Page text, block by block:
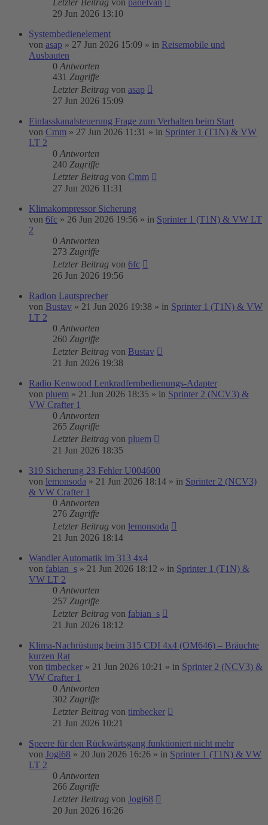
Letzter Beitrag von panelvan
29 Jun 2026 13:10
Systembedienelement
von asap » 27 Jun 2026 15:09 » in Reisemobile und
Ausbauten
0 Antworten
431 Zugriffe
Letzter Beitrag von asap
27 Jun 2026 15:09
Einlasskanalsteuerung Frage zum Verhalten beim Start
von Cmm » 27 Jun 2026 11:31 » in Sprinter 1 (T1N) & VW
LT 2
0 Antworten
240 Zugriffe
Letzter Beitrag von Cmm
27 Jun 2026 11:31
Klimakompressor Sicherung
von 6fc » 26 Jun 2026 19:56 » in Sprinter 1 (T1N) & VW LT
2
0 Antworten
273 Zugriffe
Letzter Beitrag von 6fc
26 Jun 2026 19:56
Radion Lautsprecher
von Bustav » 21 Jun 2026 19:38 » in Sprinter 1 (T1N) & VW
LT 2
0 Antworten
260 Zugriffe
Letzter Beitrag von Bustav
21 Jun 2026 19:38
Radio Kenwood Lenkradfernbedienungs-Adapter
von pluem » 21 Jun 2026 18:35 » in Sprinter 2 (NCV3) &
VW Crafter 1
0 Antworten
265 Zugriffe
Letzter Beitrag von pluem
21 Jun 2026 18:35
319 Sicherung 23 Fehler U004600
von lemonsoda » 21 Jun 2026 18:14 » in Sprinter 2 (NCV3)
& VW Crafter 1
0 Antworten
276 Zugriffe
Letzter Beitrag von lemonsoda
21 Jun 2026 18:14
Wandler Automatik im 313 4x4
von fabian_s » 21 Jun 2026 18:12 » in Sprinter 1 (T1N) &
VW LT 2
0 Antworten
257 Zugriffe
Letzter Beitrag von fabian_s
21 Jun 2026 18:12
Klima-Nachrüstung beim 315 CDI 4x4 (OM646) – Bräuchte
kurzen Rat
von timbecker » 21 Jun 2026 10:21 » in Sprinter 2 (NCV3) &
VW Crafter 1
0 Antworten
302 Zugriffe
Letzter Beitrag von timbecker
21 Jun 2026 10:21
Speere für den Rückwärtsgang funktioniert nicht mehr
von Jogi68 » 20 Jun 2026 16:26 » in Sprinter 1 (T1N) & VW
LT 2
0 Antworten
266 Zugriffe
Letzter Beitrag von Jogi68
20 Jun 2026 16:26